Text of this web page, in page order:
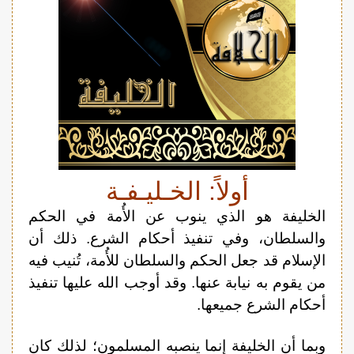
أولاً: الخـليـفـة
الخليفة هو الذي ينوب عن الأُمة في الحكم
والسلطان، وفي تنفيذ أحكام الشرع. ذلك أن
الإسلام قد جعل الحكم والسلطان للأُمة، تُنيب فيه
من يقوم به نيابة عنها. وقد أوجب الله عليها تنفيذ
أحكام الشرع جميعها.
وبما أن الخليفة إنما ينصبه المسلمون؛ لذلك كان